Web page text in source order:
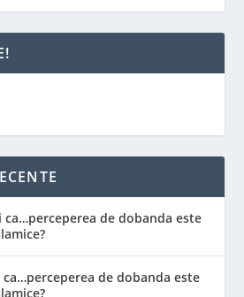
ca…perceperea de dobanda este
de dobanda este